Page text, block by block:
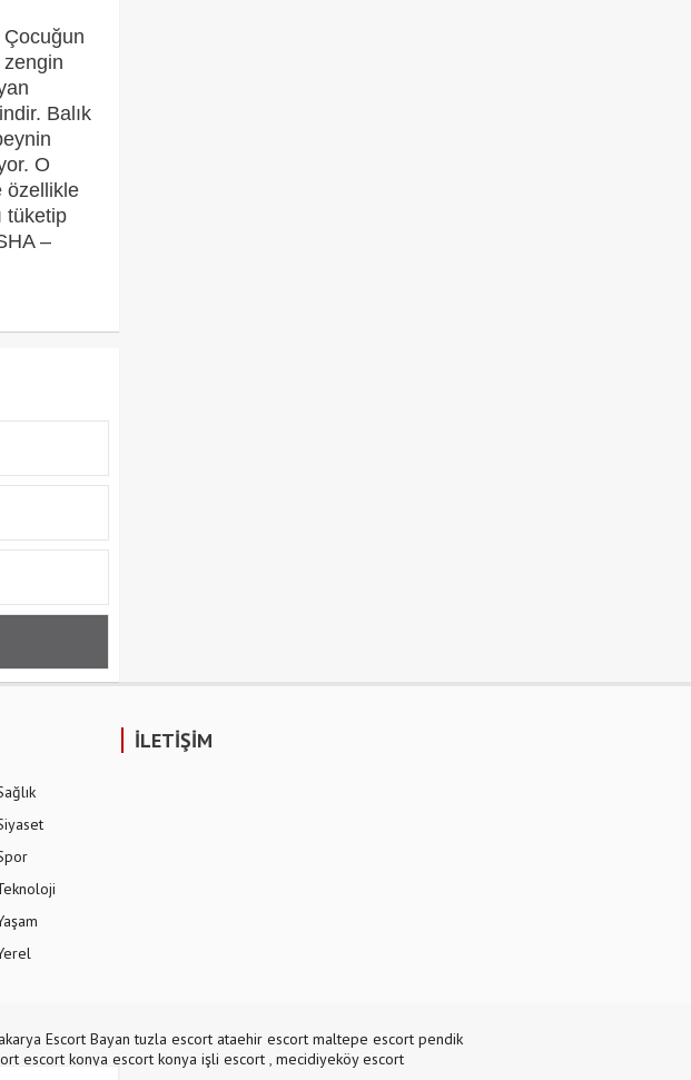
Çocuğun
zengin
Balık
O
özellikle
tüketip
–
İLETİŞİM
Escort Bayan tuzla escort ataehir escort maltepe escort pendik
escort konya escort konya işli escort , mecidiyeköy escort